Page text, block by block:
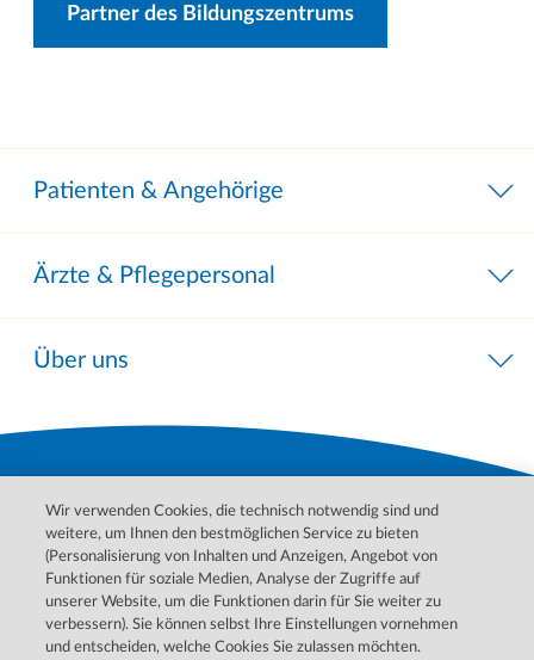
Partner des Bildungszentrums
Patienten & Angehörige
Ärzte & Pflegepersonal
Über uns
Bitte wenden Sie sich für Behandlungen, Diagnosen und
Informationen zu Ihren Erkrankungen an Ihren Arzt. Im Notfall
Wir verwenden Cookies, die technisch notwendig sind und
weitere, um Ihnen den bestmöglichen Service zu bieten
(Personalisierung von Inhalten und Anzeigen, Angebot von
Funktionen für soziale Medien, Analyse der Zugriffe auf
unserer Website, um die Funktionen darin für Sie weiter zu
verbessern). Sie können selbst Ihre Einstellungen vornehmen
und entscheiden, welche Cookies Sie zulassen möchten.